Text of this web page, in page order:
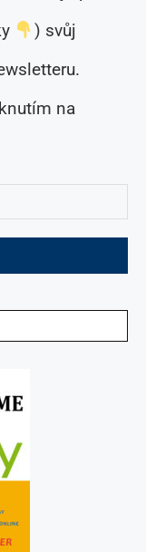
) svůj
na